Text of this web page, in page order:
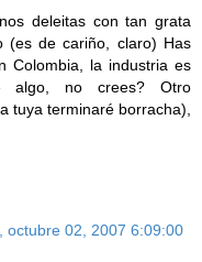
deleitas con tan grata
(es de cariño, claro) Has
Colombia, la industria es
algo, no crees? Otro
tuya terminaré borracha),
octubre 02, 2007 6:09:00